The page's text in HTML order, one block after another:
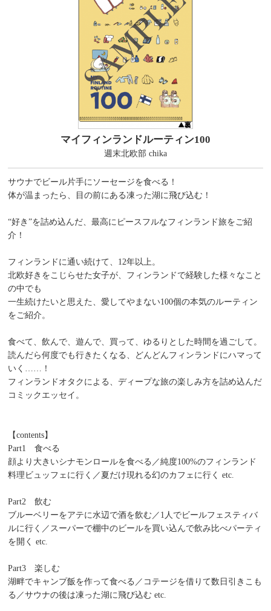
マイフィンランドルーティン100
週末北欧部 chika
サウナでビール片手にソーセージを食べる！
体が温まったら、目の前にある凍った湖に飛び込む！
“好き”を詰め込んだ、最高にピースフルなフィンランド旅をご紹
介！
フィンランドに通い続けて、12年以上。
北欧好きをこじらせた女子が、フィンランドで経験した様々なこと
の中でも
一生続けたいと思えた、愛してやまない100個の本気のルーティン
をご紹介。
食べて、飲んで、遊んで、買って、ゆるりとした時間を過ごして。
読んだら何度でも行きたくなる、どんどんフィンランドにハマって
いく……！
フィンランドオタクによる、ディープな旅の楽しみ方を詰め込んだ
コミックエッセイ。
【contents】
Part1 食べる
顔より大きいシナモンロールを食べる／純度100%のフィンランド
料理ビュッフェに行く／夏だけ現れる幻のカフェに行く etc.
Part2 飲む
ブルーベリーをアテに水辺で酒を飲む／1人でビールフェスティバ
ルに行く／スーパーで棚中のビールを買い込んで飲み比べパーティ
を開く etc.
Part3 楽しむ
湖畔でキャンプ飯を作って食べる／コテージを借りて数日引きこも
る／サウナの後は凍った湖に飛び込む etc.